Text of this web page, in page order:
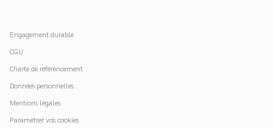
Engagement durable
CGU
Charte de référencement
Données personnelles
Mentions légales
Paramétrer vos cookies